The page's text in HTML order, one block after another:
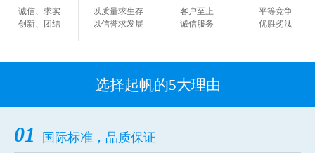
诚信、求实
创新、团结
以质量求生存
以信誉求发展
客户至上
诚信服务
平等竞争
优胜劣汰
选择起帆的5大理由
01 国际标准，品质保证